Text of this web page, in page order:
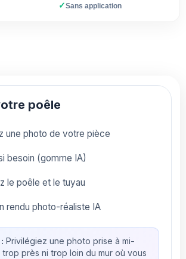
✓Sans application
poêle
une photo de votre pièce
besoin (gomme IA)
le poêle et le tuyau
rendu photo-réaliste IA
Privilégiez une photo prise à mi-
près ni trop loin du mur où vous